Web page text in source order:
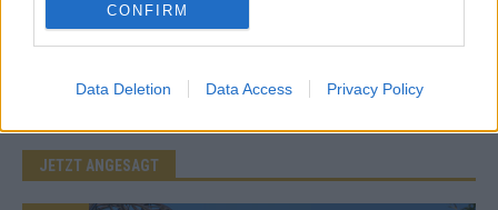
CONFIRM
Data Deletion Data Access Privacy Policy
Benachrichtige mich über neue Beiträge via E-Mail.
JETZT ANGESAGT